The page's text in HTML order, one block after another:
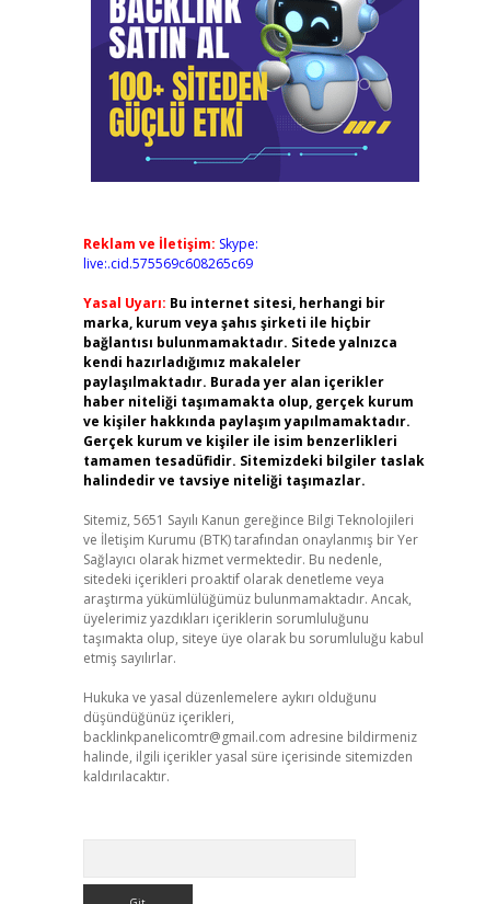
Reklam ve İletişim: Skype:
live:.cid.575569c608265c69
Yasal Uyarı: Bu internet sitesi, herhangi bir
marka, kurum veya şahıs şirketi ile hiçbir
bağlantısı bulunmamaktadır. Sitede yalnızca
kendi hazırladığımız makaleler
paylaşılmaktadır. Burada yer alan içerikler
haber niteliği taşımamakta olup, gerçek kurum
ve kişiler hakkında paylaşım yapılmamaktadır.
Gerçek kurum ve kişiler ile isim benzerlikleri
tamamen tesadüfidir. Sitemizdeki bilgiler taslak
halindedir ve tavsiye niteliği taşımazlar.
Sitemiz, 5651 Sayılı Kanun gereğince Bilgi Teknolojileri
ve İletişim Kurumu (BTK) tarafından onaylanmış bir Yer
Sağlayıcı olarak hizmet vermektedir. Bu nedenle,
sitedeki içerikleri proaktif olarak denetleme veya
araştırma yükümlülüğümüz bulunmamaktadır. Ancak,
üyelerimiz yazdıkları içeriklerin sorumluluğunu
taşımakta olup, siteye üye olarak bu sorumluluğu kabul
etmiş sayılırlar.
Hukuka ve yasal düzenlemelere aykırı olduğunu
düşündüğünüz içerikleri,
backlinkpanelicomtr@gmail.com adresine bildirmeniz
halinde, ilgili içerikler yasal süre içerisinde sitemizden
kaldırılacaktır.